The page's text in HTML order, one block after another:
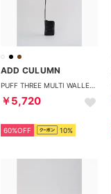
ADD CULUMN
￥5,720
60%OFF 10%